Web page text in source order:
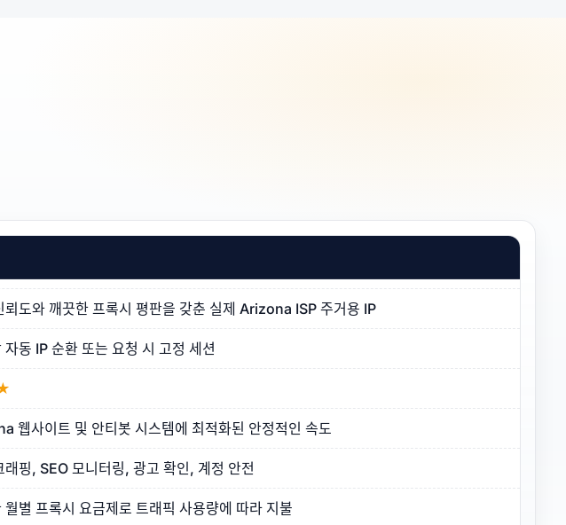
뢰도와 깨끗한 프록시 평판을 갖춘 실제 Arizona ISP 주거용 IP
자동 IP 순환 또는 요청 시 고정 세션
웹사이트 및 안티봇 시스템에 최적화된 안정적인 속도
래핑, SEO 모니터링, 광고 확인, 계정 안전
월별 프록시 요금제로 트래픽 사용량에 따라 지불